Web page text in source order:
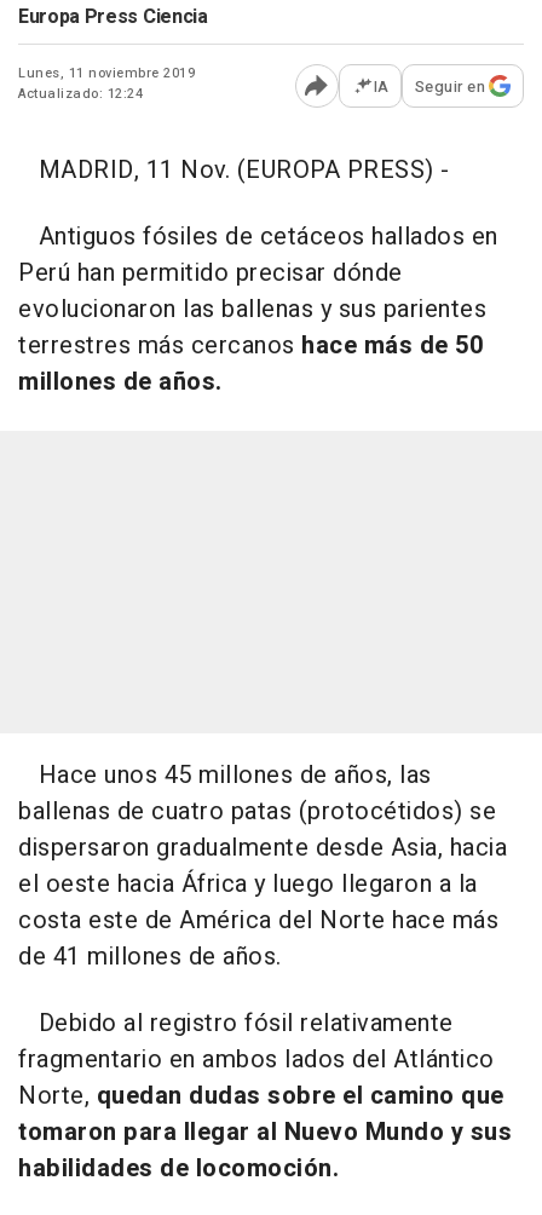
Europa Press Ciencia
Lunes, 11 noviembre 2019
Actualizado: 12:24
Abrir opciones para
IA Seguir en
MADRID, 11 Nov. (EUROPA PRESS) -
Antiguos fósiles de cetáceos hallados en
Perú han permitido precisar dónde
evolucionaron las ballenas y sus parientes
terrestres más cercanos hace más de 50
millones de años.
Hace unos 45 millones de años, las
ballenas de cuatro patas (protocétidos) se
dispersaron gradualmente desde Asia, hacia
el oeste hacia África y luego llegaron a la
costa este de América del Norte hace más
de 41 millones de años.
Debido al registro fósil relativamente
fragmentario en ambos lados del Atlántico
Norte, quedan dudas sobre el camino que
tomaron para llegar al Nuevo Mundo y sus
habilidades de locomoción.